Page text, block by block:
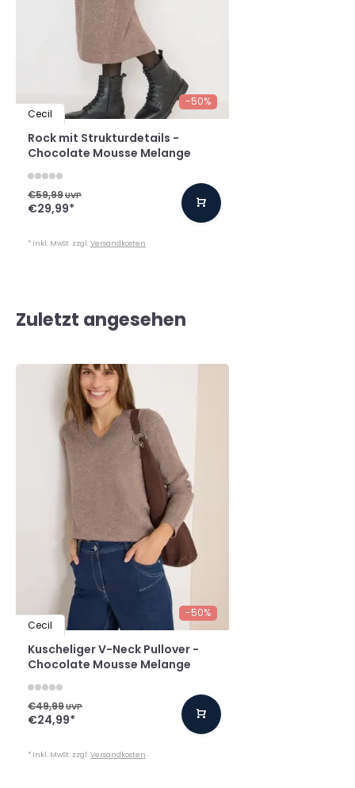
-50%
Cecil
Rock mit Strukturdetails -
Chocolate Mousse Melange
€59,99UVP
€29,99*
* Inkl. MwSt. zzgl.Versandkosten
Zuletzt angesehen
-50%
Cecil
Kuscheliger V-Neck Pullover -
Chocolate Mousse Melange
€49,99UVP
€24,99*
* Inkl. MwSt. zzgl.Versandkosten